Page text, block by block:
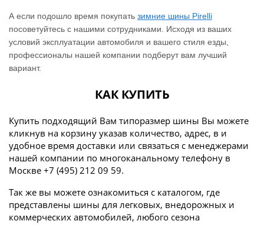
А если подошло время покупать зимние шины Pirelli
посоветуйтесь с нашими сотрудниками. Исходя из ваших
условий эксплуатации автомобиля и вашего стиля езды,
профессионалы нашей компании подберут вам лучший
вариант.
КАК КУПИТЬ
Купить подходящий Вам типоразмер шины Вы можете
кликнув на корзину указав количество, адрес, в и
удобное время доставки или связаться с менеджерами
нашей компании по многоканальному телефону в
Москве +7 (495) 212 09 59.
Так же вы можете ознакомиться с каталогом, где
представлены шины для легковых, внедорожных и
коммерческих автомобилей, любого сезона